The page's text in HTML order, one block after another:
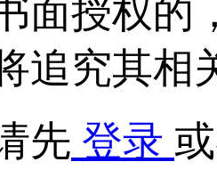
面授权的
追究其相
先 登录